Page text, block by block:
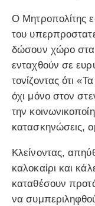
Ο Μητροπολίτης
του
δώσουν χώρο στα
ενταχθούν σε
τονίζοντας ότι
όχι μόνο στον
την
κατασκηνώσεις,
Κλείνοντας,
καλοκαίρι και
καταθέσουν
να